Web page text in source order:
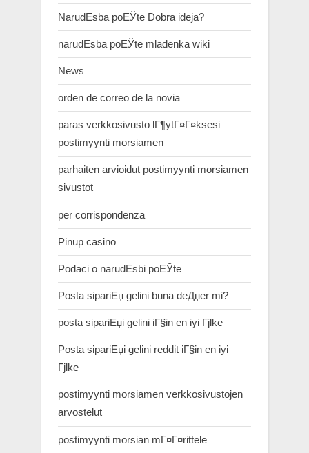
NarudЕѕba poЕЎte Dobra ideja?
narudЕѕba poЕЎte mladenka wiki
News
orden de correo de la novia
paras verkkosivusto lГ¶ytГ¤Г¤ksesi
postimyynti morsiamen
parhaiten arvioidut postimyynti morsiamen
sivustot
per corrispondenza
Pinup casino
Podaci o narudЕѕbi poЕЎte
Posta sipariЕџ gelini buna deДџer mi?
posta sipariЕџi gelini iГ§in en iyi Гјlke
Posta sipariЕџi gelini reddit iГ§in en iyi
Гјlke
postimyynti morsiamen verkkosivustojen
arvostelut
postimyynti morsian mГ¤Г¤rittele